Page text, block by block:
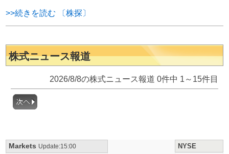
>>続きを読む 〔株探〕
株式ニュース報道
2026/8/8の株式ニュース報道 0件中 1～15件目
Markets Update:15:00 NYSE